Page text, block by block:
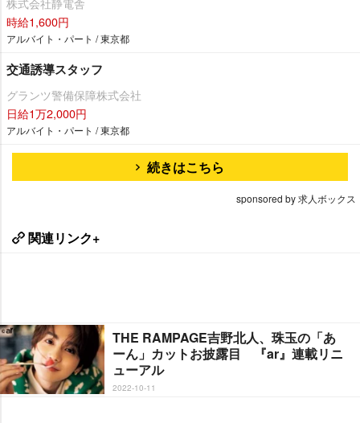
時給1,600円
アルバイト・パート / 東京都
交通誘導スタッフ
グランツ警備保障株式会社
日給1万2,000円
アルバイト・パート / 東京都
続きはこちら
sponsored by 求人ボックス
関連リンク+
THE RAMPAGE吉野北人、珠玉の「あ
ーん」カットお披露目 『ar』連載リニ
ューアル
2022-10-11